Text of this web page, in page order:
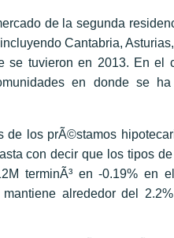
de la segunda
Cantabria,
se tuvieron en 2013. En el
en donde se
los prÃ©stamos
con decir que los tipos
terminÃ³ en -0.19% en
alrededor del